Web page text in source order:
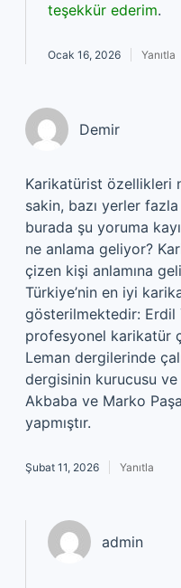
teşekkür ederim.
Ocak 16, 2026 Yanıtla
Demir
Karikatürist özellikleri
sakin, bazı yerler
burada şu yoruma
ne anlama geliyor?
çizen kişi anlamına
Türkiye’nin en iyi
gösterilmektedir: Erdil
profesyonel karikatür
Leman dergilerinde
dergisinin kurucusu
Akbaba ve Marko
yapmıştır.
Şubat 11, 2026 Yanıtla
admin